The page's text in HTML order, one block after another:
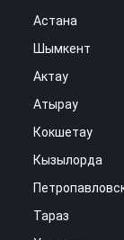
Астана
Шымкент
Актау
Атырау
Кокшетау
Кызылорда
Тараз